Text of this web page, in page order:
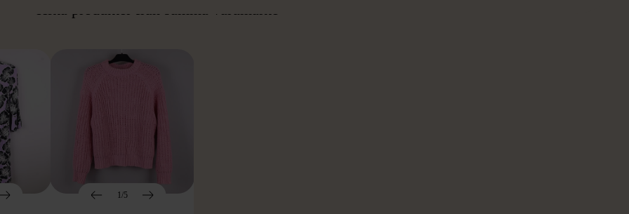
Hitta produkter från samma varumärke
1/5